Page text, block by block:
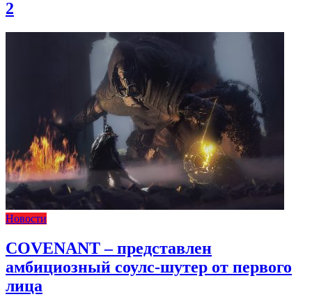
2
Новости
COVENANT – представлен
амбициозный соулс-шутер от первого
лица